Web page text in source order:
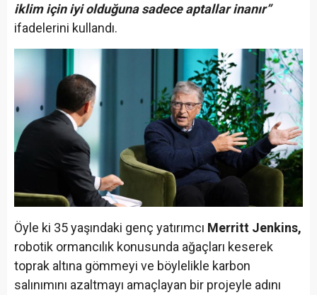
iklim için iyi olduğuna sadece aptallar inanır”
ifadelerini kullandı.
Öyle ki 35 yaşındaki genç yatırımcı Merritt Jenkins,
robotik ormancılık konusunda ağaçları keserek
toprak altına gömmeyi ve böylelikle karbon
salınımını azaltmayı amaçlayan bir projeyle adını